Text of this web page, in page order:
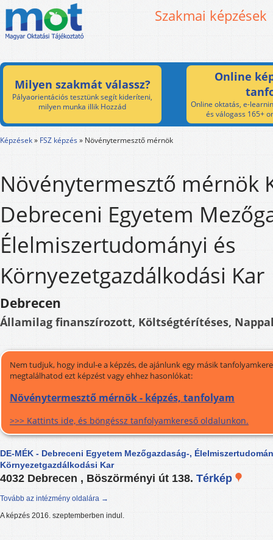
Szakmai képzések
Milyen szakmát válassz?
Pályaorientációs tesztünk segít kideríteni,
milyen munka illik Hozzád
Online
Online oktatás, e-
és válogass 165+
Képzések» FSZ képzés» Növénytermesztő mérnök
Növénytermesztő mérnök
Debreceni Egyetem
Élelmiszertudományi és
Környezetgazdálkodási Kar
Debrecen
Államilag finanszírozott, Költségtérítéses,
Nem tudjuk, hogy indul-e a képzés, de ajánlunk egy másik
megtalálhatod ezt képzést vagy ehhez hasonlókat:
Növénytermesztő mérnök - képzés, tanfolyam
>>> Kattints ide, és böngéssz tanfolyamkereső oldalunkon.
DE-MÉK - Debreceni Egyetem Mezőgazdaság-,
Környezetgazdálkodási Kar
4032 Debrecen , Böszörményi út 138. Térkép
Tovább az intézmény oldalára →
A képzés 2016. szeptemberben indul.